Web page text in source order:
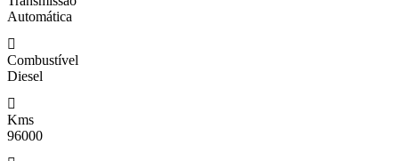
Automática
Combustível
Diesel
Kms
96000